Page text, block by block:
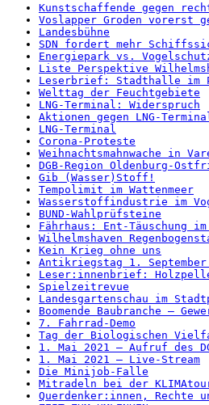
Kunstschaffende gegen
Voslapper Groden vorerst
Landesbühne
SDN fordert mehr
Energiepark vs.
Liste Perspektive
Leserbrief: Stadthalle im
Welttag der Feuchtgebiete
LNG-Terminal: Widerspruch
Aktionen gegen LNG-
LNG-Terminal
Corona-Proteste
Weihnachtsmahnwache in
DGB-Region Oldenburg-
Gib (Wasser)Stoff!
Tempolimit im Wattenmeer
Wasserstoffindustrie im
BUND-Wahlprüfsteine
Fährhaus: Ent-Täuschung im
Wilhelmshaven
Kein Krieg ohne uns
Antikriegstag 1. September
Leser:innenbrief:
Spielzeitrevue
Landesgartenschau im
Boomende Baubranche –
7. Fahrrad-Demo
Tag der Biologischen
1. Mai 2021 – Aufruf des
1. Mai 2021 – Live-Stream
Die Minijob-Falle
Mitradeln bei der
Querdenker:innen, Rechte